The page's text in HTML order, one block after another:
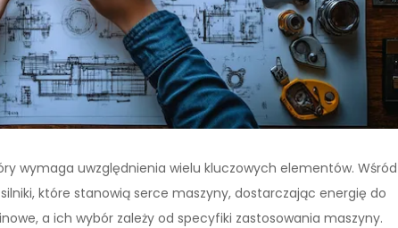
wymaga uwzględnienia wielu kluczowych elementów. Wśród
które stanowią serce maszyny, dostarczając energię do
a ich wybór zależy od specyfiki zastosowania maszyny.